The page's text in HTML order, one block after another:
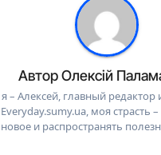
АвторОлексій
я – Алексей, главный
моя страсть
новое и распространять